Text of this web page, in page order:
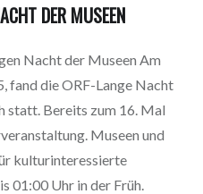
DER MUSEEN
Nacht der Museen Am
fand die ORF-Lange Nacht
statt. Bereits zum 16. Mal
Museen und
kulturinteressierte
01:00 Uhr in der Früh.